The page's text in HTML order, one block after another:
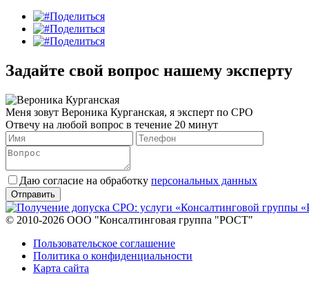
Поделиться
Поделиться
Поделиться
Задайте свой вопрос нашему эксперту
Меня зовут Вероника Курганская, я эксперт по СРО
Отвечу на любой вопрос в течение 20 минут
Даю согласие на обработку персональных данных
© 2010-2026 ООО "Консалтинговая группа "РОСТ"
Пользовательское соглашение
Политика о конфиденциальности
Карта сайта